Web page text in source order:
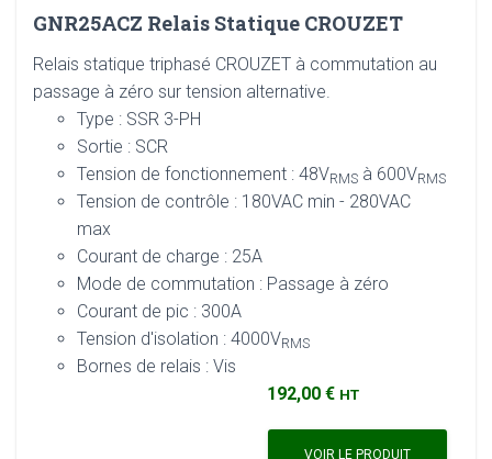
GNR25ACZ Relais Statique CROUZET
Relais statique triphasé CROUZET à commutation au
passage à zéro sur tension alternative.
Type : SSR 3-PH
Sortie : SCR
Tension de fonctionnement : 48VRMS à 600VRMS
Tension de contrôle : 180VAC min - 280VAC
max
Courant de charge : 25A
Mode de commutation : Passage à zéro
Courant de pic : 300A
Tension d'isolation : 4000VRMS
Bornes de relais : Vis
192,00 € HT
VOIR LE PRODUIT